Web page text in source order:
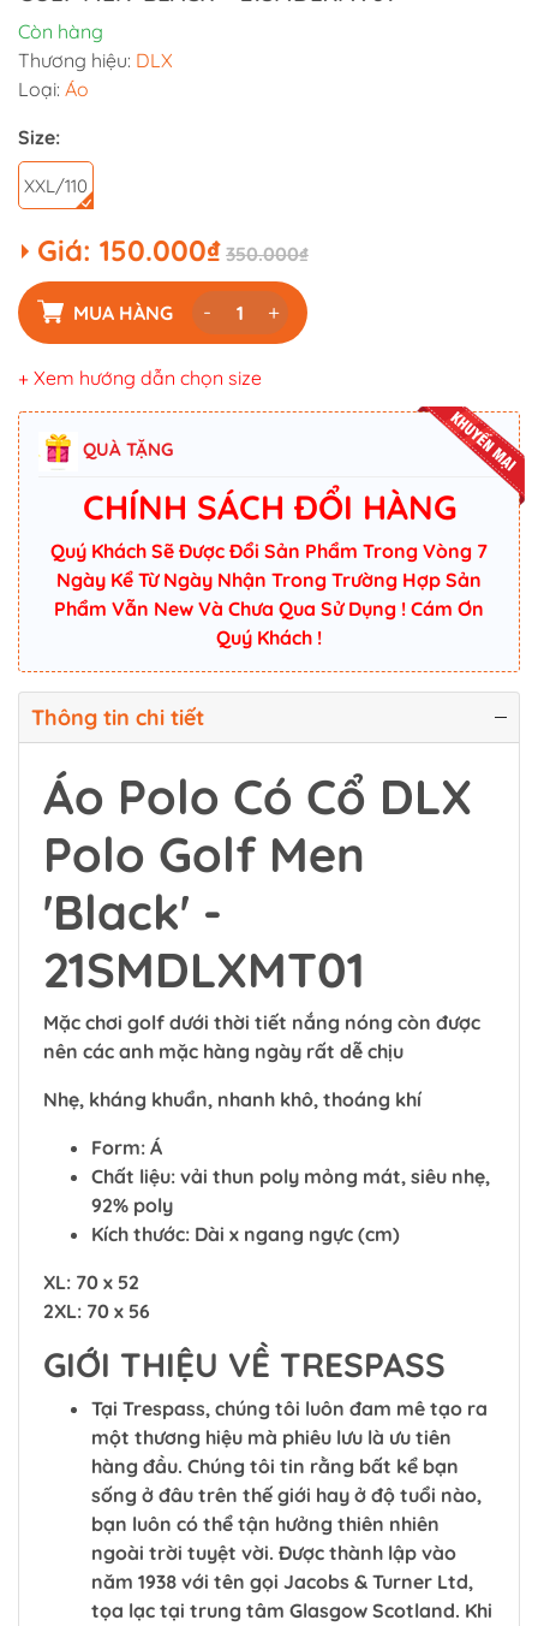
Còn hàng
Thương hiệu: DLX
Loại: Áo
Size:
XXL/110
Giá: 150.000₫ 350.000₫
MUA HÀNG - +
+ Xem hướng dẫn chọn size
QUÀ TẶNG
CHÍNH SÁCH ĐỔI HÀNG
Quý Khách Sẽ Được Đổi Sản Phẩm Trong Vòng 7
Ngày Kể Từ Ngày Nhận Trong Trường Hợp Sản
Phẩm Vẫn New Và Chưa Qua Sử Dụng ! Cám Ơn
Quý Khách !
Thông tin chi tiết
Áo Polo Có Cổ DLX
Polo Golf Men
'Black' -
21SMDLXMT01
Mặc chơi golf dưới thời tiết nắng nóng còn được
nên các anh mặc hàng ngày rất dễ chịu
Nhẹ, kháng khuẩn, nhanh khô, thoáng khí
Form: Á
Chất liệu: vải thun poly mỏng mát, siêu nhẹ,
92% poly
Kích thước: Dài x ngang ngực (cm)
XL: 70 x 52
2XL: 70 x 56
GIỚI THIỆU VỀ TRESPASS
Tại Trespass, chúng tôi luôn đam mê tạo ra
một thương hiệu mà phiêu lưu là ưu tiên
hàng đầu. Chúng tôi tin rằng bất kể bạn
sống ở đâu trên thế giới hay ở độ tuổi nào,
bạn luôn có thể tận hưởng thiên nhiên
ngoài trời tuyệt vời. Được thành lập vào
năm 1938 với tên gọi Jacobs & Turner Ltd,
tọa lạc tại trung tâm Glasgow Scotland. Khi